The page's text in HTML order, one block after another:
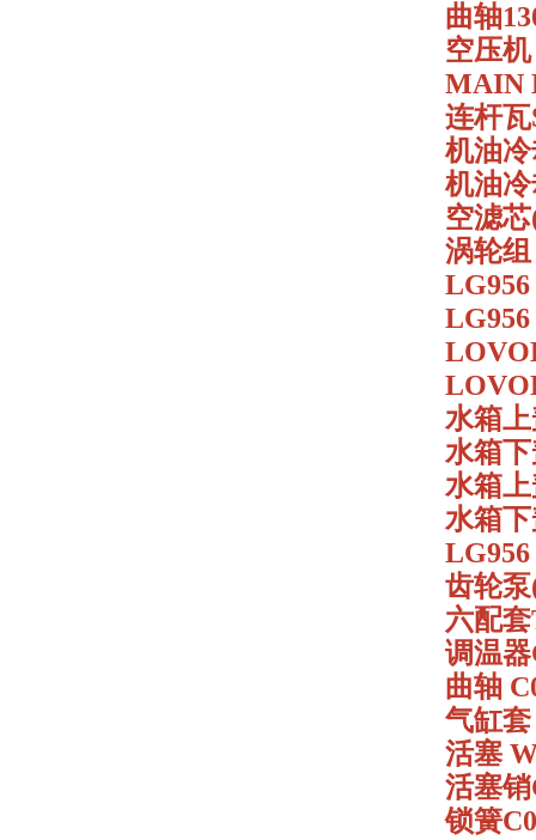
曲轴
空压机
MAIN
连杆瓦
机油冷
机油冷
空滤芯
涡轮组
水箱
水箱
水箱
水箱
LG956
齿轮
六配套
调温器
曲轴
气缸套
活塞
活塞销
锁簧